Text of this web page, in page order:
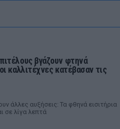
βγάζουν φτηνά
καλλιτέχνες κατέβασαν τις
άλλες αυξήσεις: Τα φθηνά εισιτήρια
σε λίγα λεπτά